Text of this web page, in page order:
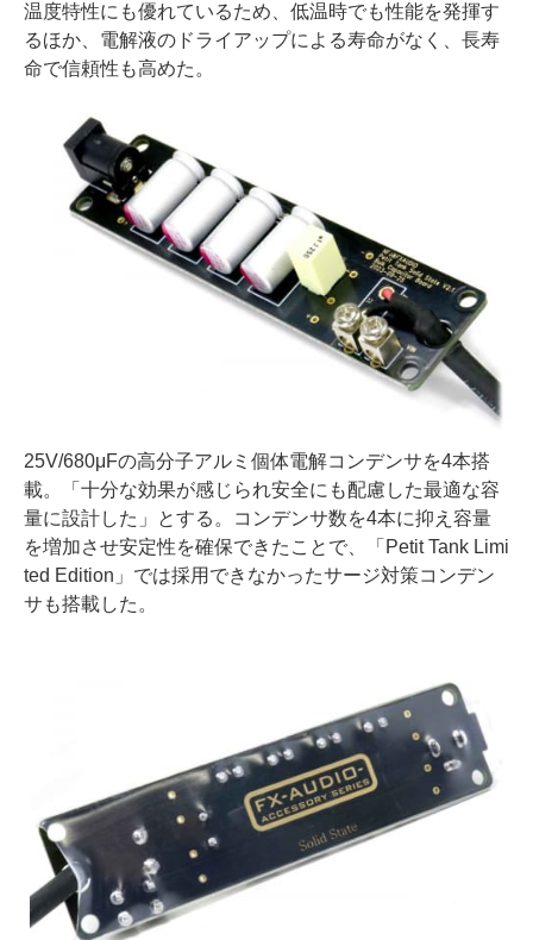
温度特性にも優れているため、低温時でも性能を発揮す
るほか、電解液のドライアップによる寿命がなく、長寿
命で信頼性も高めた。
25V/680μFの高分子アルミ個体電解コンデンサを4本搭
載。「十分な効果が感じられ安全にも配慮した最適な容
量に設計した」とする。コンデンサ数を4本に抑え容量
を増加させ安定性を確保できたことで、「Petit Tank Limi
ted Edition」では採用できなかったサージ対策コンデン
サも搭載した。